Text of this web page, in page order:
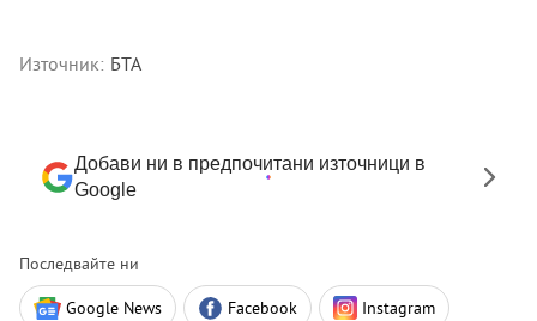
Източник: БТА
Добави ни в предпочитани източници в
Google
Последвайте ни
Google News Facebook Instagram